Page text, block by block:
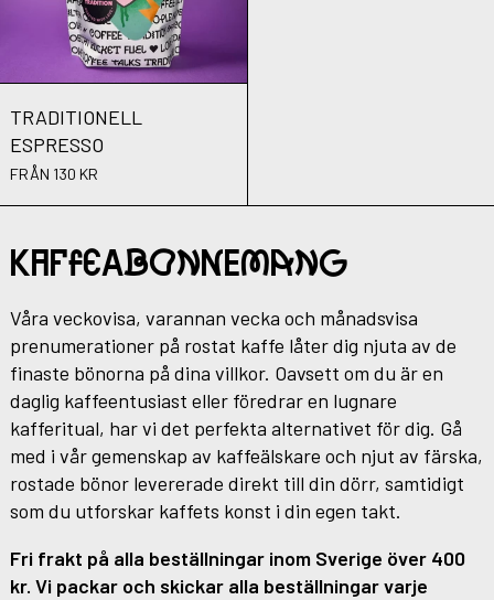
TRADITIONELL
ESPRESSO
FRÅN 130 KR
KAFFEABONNEMANG
Våra veckovisa, varannan vecka och månadsvisa
prenumerationer på rostat kaffe låter dig njuta av de
finaste bönorna på dina villkor. Oavsett om du är en
daglig kaffeentusiast eller föredrar en lugnare
kafferitual, har vi det perfekta alternativet för dig. Gå
med i vår gemenskap av kaffeälskare och njut av färska,
rostade bönor levererade direkt till din dörr, samtidigt
som du utforskar kaffets konst i din egen takt.
Fri frakt på alla beställningar inom Sverige över 400
kr. Vi packar och skickar alla beställningar varje